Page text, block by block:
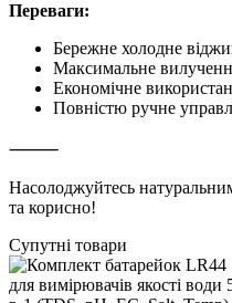
Переваги:
Бережне холодне
Максимальне
Економічне
Повністю ручне
⸻
Насолоджуйтесь
та корисно!
Супутні товари